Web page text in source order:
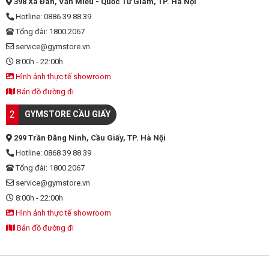
- Đạt chứng nhận sản phẩm sạch nhất năm 2017
- Đạt chứng nhận sản phẩm thực vật 100% bởi Vegan.org
- Đạt chứng nhận USDA Organic
- Cam kết sản phẩm không có sạn và có mùi vị thơm ngon.
==> Xem chi tiết sản phẩm:Orgain Organic Protein
Hotline: 0886 39 88 39
Tổng đài: 1800.2067
service@gymstore.vn
8:00h - 22:00h
Hình ảnh thực tế showroom
Bản đồ đường đi
2 GYMSTORE CẦU GIẤY
299 Trần Đăng Ninh, Cầu Giấy, TP. Hà Nội
Hotline: 0868 39 88 39
Tổng đài: 1800.2067
service@gymstore.vn
8:00h - 22:00h
Hình ảnh thực tế showroom
Bản đồ đường đi